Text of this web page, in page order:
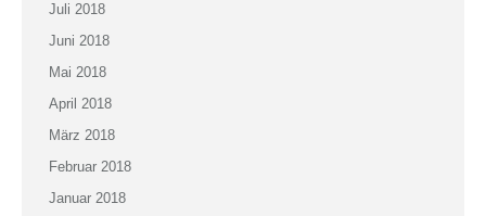
Juli 2018
Juni 2018
Mai 2018
April 2018
März 2018
Februar 2018
Januar 2018